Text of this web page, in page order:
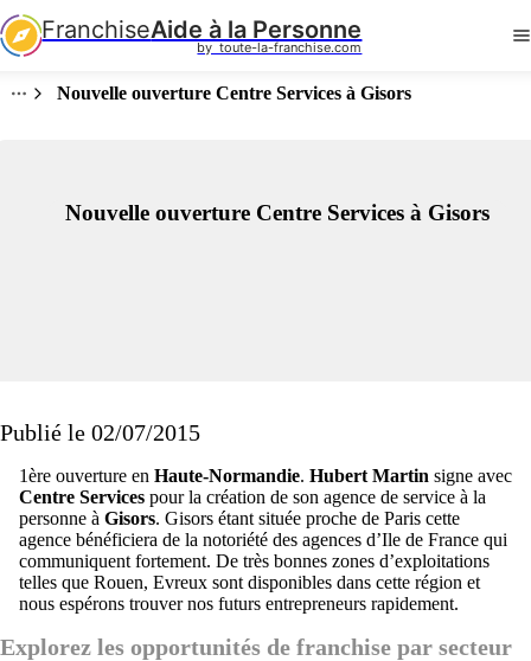
FranchiseAide à la Personne
by  toute-la-franchise.com
Nouvelle ouverture Centre Services à Gisors
Nouvelle ouverture Centre Services à Gisors
Publié le 02/07/2015
1ère ouverture en Haute-Normandie. Hubert Martin signe avec
Centre Services pour la création de son agence de service à la
personne à Gisors. Gisors étant située proche de Paris cette
agence bénéficiera de la notoriété des agences d’Ile de France qui
communiquent fortement. De très bonnes zones d’exploitations
telles que Rouen, Evreux sont disponibles dans cette région et
nous espérons trouver nos futurs entrepreneurs rapidement.
Explorez les opportunités de franchise par secteur